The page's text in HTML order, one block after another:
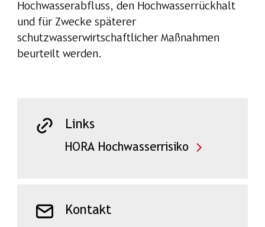
Hochwasserabfluss, den Hochwasserrückhalt
und für Zwecke späterer
schutzwasserwirtschaftlicher Maßnahmen
beurteilt werden.
Links
HORA Hochwasserrisiko
Kontakt